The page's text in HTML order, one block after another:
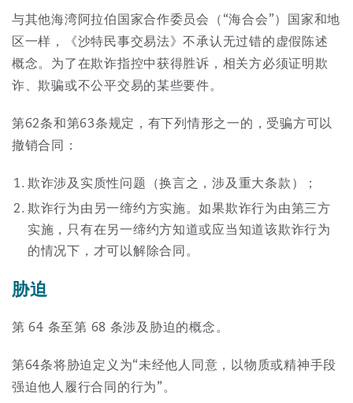
与其他海湾阿拉伯国家合作委员会（“海合会”）国家和地
区一样，《沙特民事交易法》不承认无过错的虚假陈述
概念。为了在欺诈指控中获得胜诉，相关方必须证明欺
诈、欺骗或不公平交易的某些要件。
第62条和第63条规定，有下列情形之一的，受骗方可以
撤销合同：
欺诈涉及实质性问题（换言之，涉及重大条款）；
欺诈行为由另一缔约方实施。如果欺诈行为由第三方
实施，只有在另一缔约方知道或应当知道该欺诈行为
的情况下，才可以解除合同。
胁迫
第 64 条至第 68 条涉及胁迫的概念。
第64条将胁迫定义为“未经他人同意，以物质或精神手段
强迫他人履行合同的行为”。